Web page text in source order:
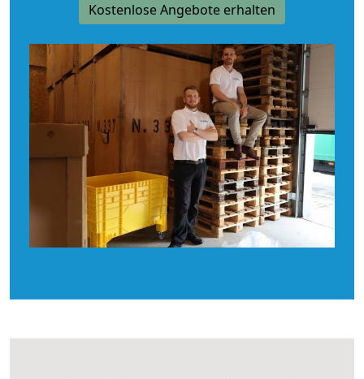
Kostenlose Angebote erhalten